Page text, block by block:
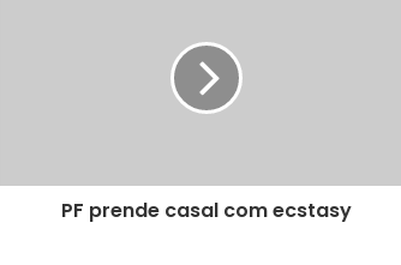
PF prende casal com ecstasy